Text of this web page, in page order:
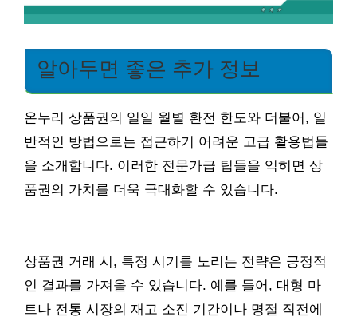
알아두면 좋은 추가 정보
온누리 상품권의 일일 월별 환전 한도와 더불어, 일
반적인 방법으로는 접근하기 어려운 고급 활용법들
을 소개합니다. 이러한 전문가급 팁들을 익히면 상
품권의 가치를 더욱 극대화할 수 있습니다.
상품권 거래 시, 특정 시기를 노리는 전략은 긍정적
인 결과를 가져올 수 있습니다. 예를 들어, 대형 마
트나 전통 시장의 재고 소진 기간이나 명절 직전에